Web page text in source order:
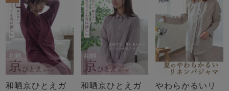
和晒京ひとえガ
和晒京ひとえガ
やわらかるいリ